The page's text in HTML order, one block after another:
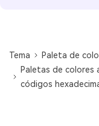
Tema
Paleta de
Paletas de colores
códigos